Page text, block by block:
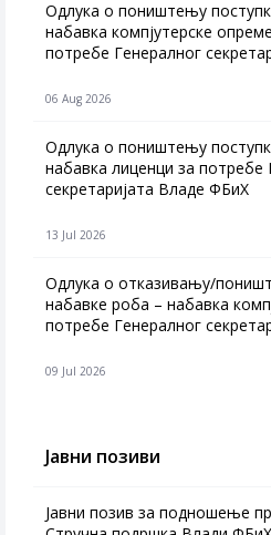
Одлука о поништењу
набавка компјутерске
потребе Генералног
06 Aug 2026
Одлука о поништењу
набавка лиценци за потребе
секретаријата Владе ФБиХ
13 Jul 2026
Одлука о отказивању/
набавке роба – набавка
потребе Генералног
09 Jul 2026
Јавни позиви
Јавни позив за подношење